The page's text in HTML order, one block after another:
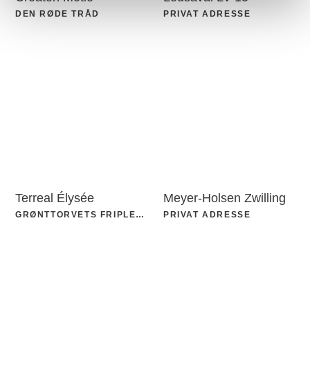
DEN RØDE TRÅD PRIVAT ADRESSE
Terreal Élysée
GRØNTTORVETS FRIPLEJEHJEM
Meyer-Holsen Zwilling
PRIVAT ADRESSE